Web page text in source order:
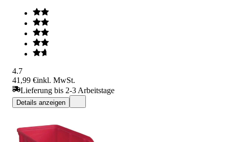
4.7
41,99 €inkl. MwSt.
Lieferung bis 2-3 Arbeitstage
Details anzeigen